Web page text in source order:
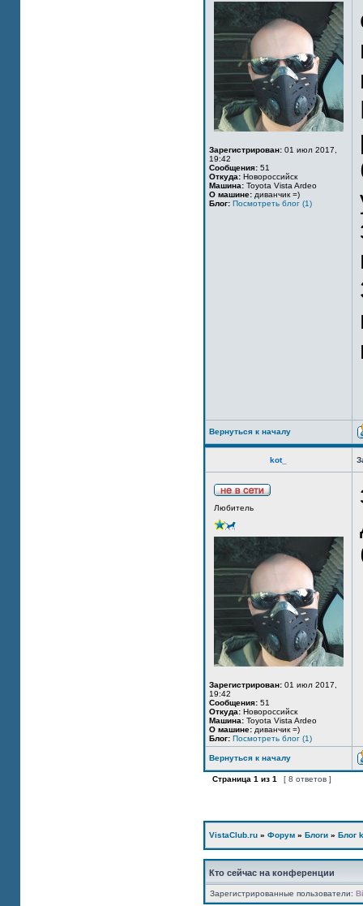
Зарегистрирован: 01 июл 2017,
19:42
Сообщения: 51
Откуда: Новороссийск
Машина: Toyota Vista Ardeo
О машине: диванчик =)
Блог: Посмотреть блог (1)
Вернуться к началу
kot_
Любитель
Зарегистрирован: 01 июл 2017,
19:42
Сообщения: 51
Откуда: Новороссийск
Машина: Toyota Vista Ardeo
О машине: диванчик =)
Блог: Посмотреть блог (1)
Вернуться к началу
Страница 1 из 1 [ 8 ответов ]
VistaClub.ru » Форум » Блоги » Блог
Кто сейчас на конференции
Зарегистрированные пользователи: